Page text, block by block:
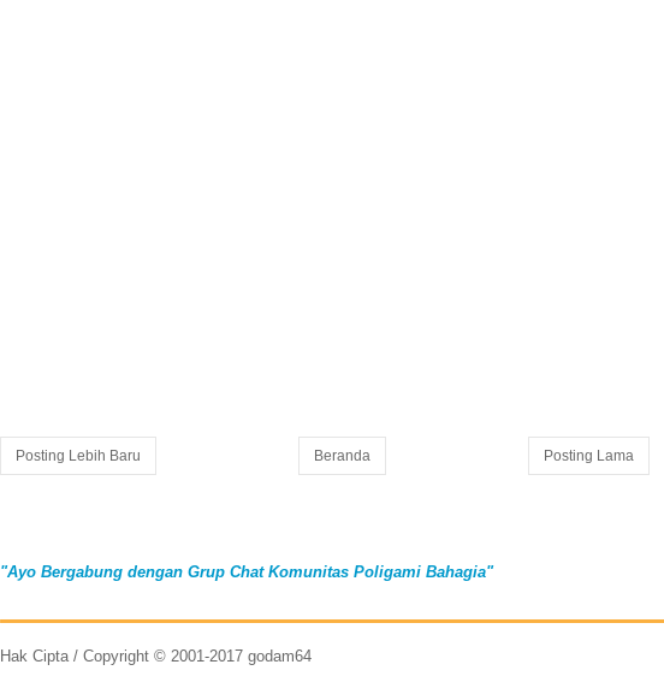
Posting Lebih Baru Posting Lama
Beranda
"Ayo Bergabung dengan Grup Chat Komunitas Poligami Bahagia"
Hak Cipta / Copyright © 2001-2017 godam64